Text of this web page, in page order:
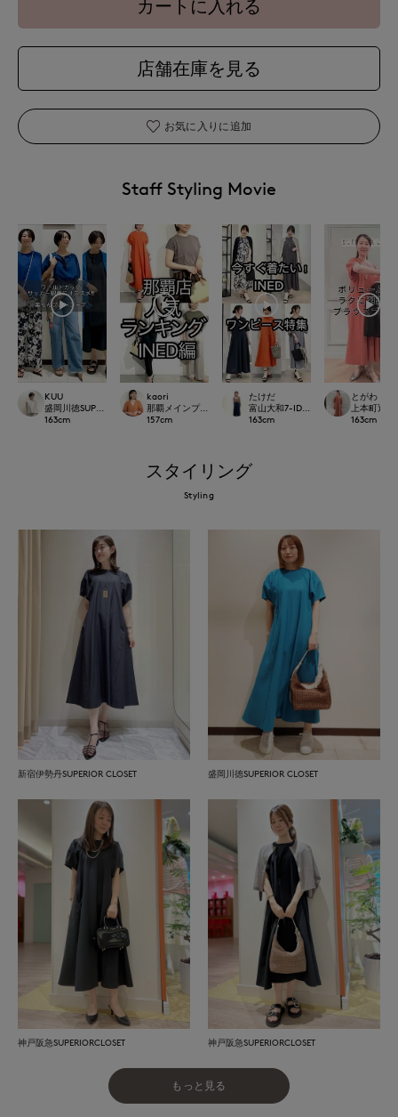
カートに入れる
店舗在庫を見る
お気に入りに追加
Staff Styling Movie
KUU
盛岡川徳SUPERIOR CLOSET
163cm
kaori
那覇メインプレイスI.T.'S.international
157cm
たけだ
富山大和7-IDconcept.
163cm
とがわ
上本町近鉄
163cm
スタイリング
Styling
新宿伊勢丹SUPERIOR CLOSET 盛岡川徳SUPERIOR CLOSET
神戸阪急SUPERIORCLOSET 神戸阪急SUPERIORCLOSET
もっと見る